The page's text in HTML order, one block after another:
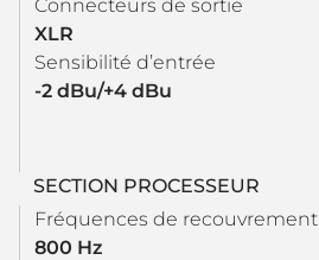
Connecteurs de sortie
XLR
Sensibilité d’entrée
-2 dBu/+4 dBu
SECTION PROCESSEUR
Fréquences de recouvrement
800 Hz